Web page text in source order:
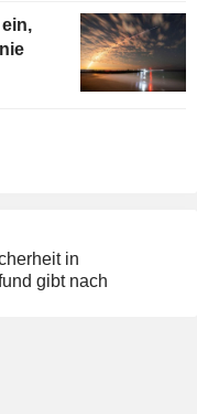
in
gibt nach